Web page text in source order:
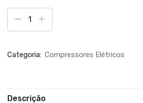
Categoria: Compressores Elétricos
Descrição